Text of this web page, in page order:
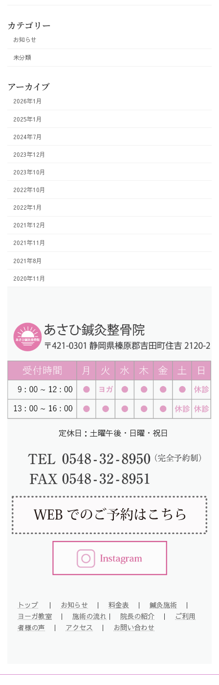
カテゴリー
お知らせ
未分類
アーカイブ
2026年1月
2025年1月
2024年7月
2023年12月
2023年10月
2022年10月
2022年1月
2021年12月
2021年11月
2021年8月
2020年11月
定休日：土曜午後・日曜・祝日
トップ ｜ お知らせ ｜ 料金表 ｜ 鍼灸施術 ｜
ヨーガ教室 ｜ 施術の流れ ｜ 院長の紹介 ｜ ご利用
者様の声 ｜ アクセス ｜ お問い合わせ